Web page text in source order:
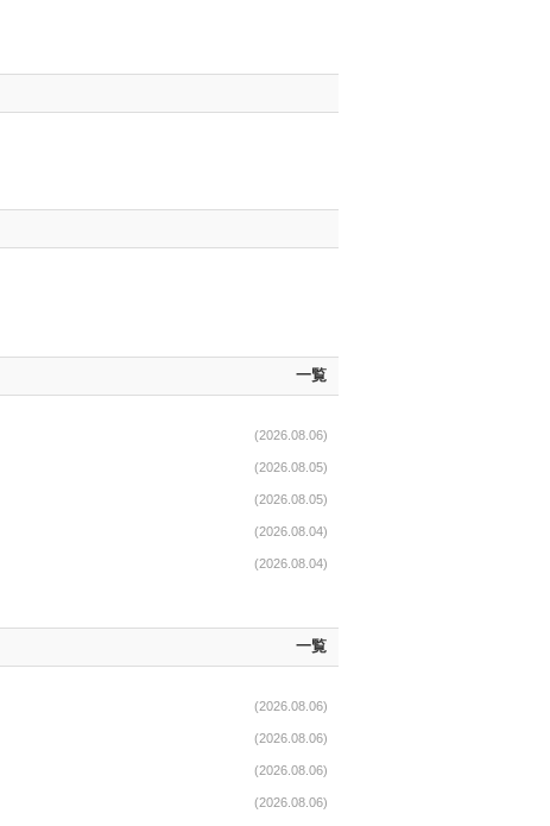
一覧
(2026.08.06)
(2026.08.05)
(2026.08.05)
(2026.08.04)
(2026.08.04)
一覧
(2026.08.06)
(2026.08.06)
(2026.08.06)
(2026.08.06)